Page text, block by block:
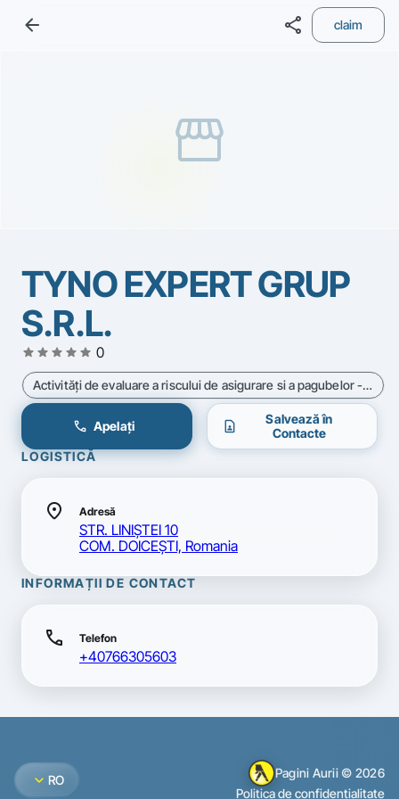
arrow_back share claim
storefront
TYNO EXPERT GRUP
S.R.L.
star star star star star 0
Activităţi de evaluare a riscului de asigurare si a pagubelor - Cod CAEN 6621
call Apelați contact_page
Salvează în
Contacte
LOGISTICĂ
location_on Adresă
STR. LINIŞTEI 10
COM. DOICEŞTI, Romania
INFORMAȚII DE CONTACT
call Telefon
+40766305603
expand_more RO
Pagini Aurii © 2026
Politica de confidențialitate